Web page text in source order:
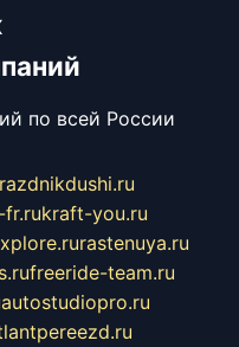
по всей России
kraft-you.ru
rastenuya.ru
freeride-team.ru
autostudiopro.ru